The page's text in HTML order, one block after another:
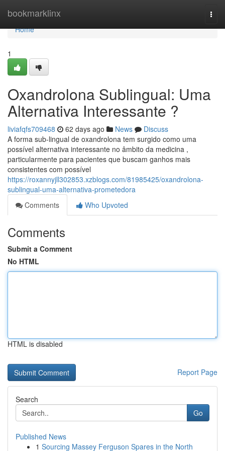
bookmarklinx
Home
Home
1
Oxandrolona Sublingual: Uma
Alternativa Interessante ?
liviafqfs709468 62 days ago News
Discuss
A forma sub-lingual de oxandrolona tem surgido como uma
possível alternativa interessante no âmbito da medicina ,
particularmente para pacientes que buscam ganhos mais
consistentes com possível
https://roxannyjll302853.xzblogs.com/81985425/oxandrolona-
sublingual-uma-alternativa-prometedora
Comments
Who Upvoted
Comments
Submit a Comment
No HTML
HTML is disabled
Report Page
Search
Go
Published News
1 Sourcing Massey Ferguson Spares in the North